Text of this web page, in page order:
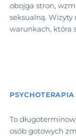
obojga stron,
seksualną.
warunkach, która
To
osób gotowych